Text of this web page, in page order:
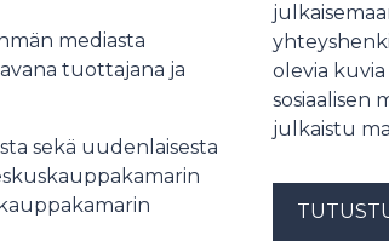
mediasta
tuottajana ja
sekä uudenlaisesta
olevia
sosiaalisen
julkaistu